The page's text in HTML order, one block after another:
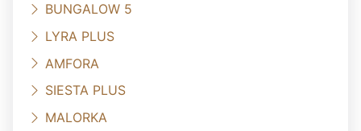
BUNGALOW 5
LYRA PLUS
AMFORA
SIESTA PLUS
MALORKA